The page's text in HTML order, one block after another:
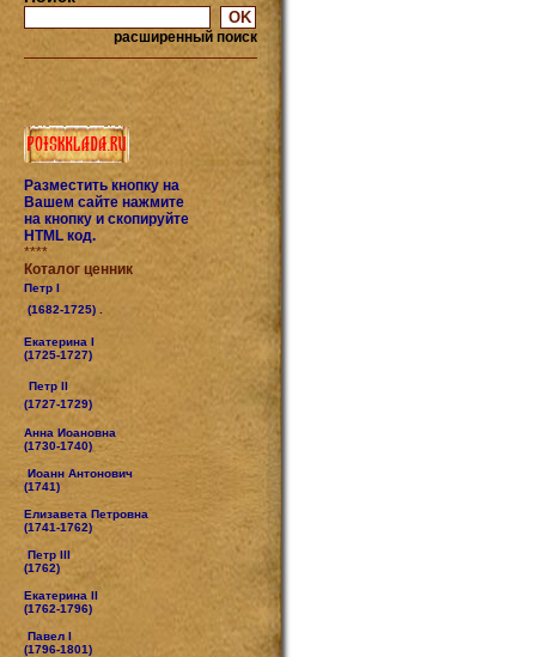
расширенный поиск
Разместить кнопку на
Вашем сайте нажмите
на кнопку и скопируйте
HTML код.
****
Коталог ценник
Петр I
(1682-1725) .
Екатерина I
(1725-1727)
Петр II
(1727-1729)
Анна Иоановна
(1730-1740)
Иоанн Антонович
(1741)
Елизавета Петровна
(1741-1762)
Петр III
(1762)
Екатерина II
(1762-1796)
Павел I
(1796-1801)